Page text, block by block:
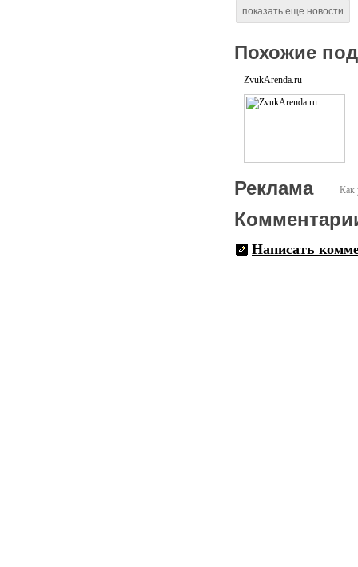
показать еще новости
Похожие
ZvukArenda.ru
Как
Реклама
Написать